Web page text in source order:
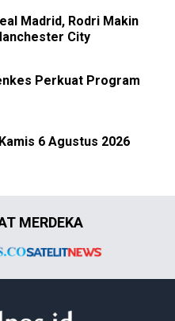
Madrid, Rodri Makin
City
Perkuat Program
6 Agustus 2026
MERDEKA